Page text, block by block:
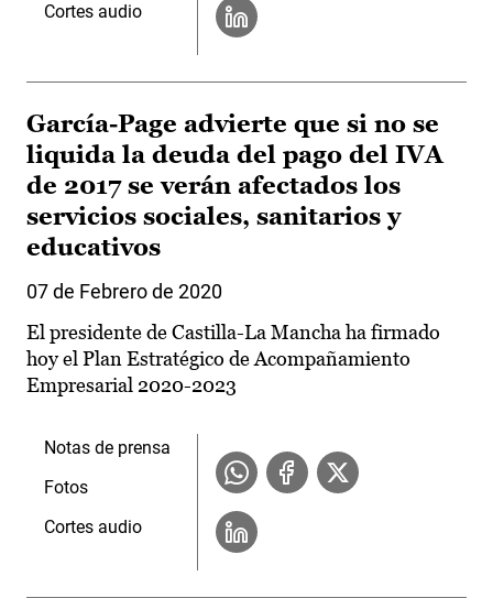
Cortes audio
García-Page advierte que si no se
liquida la deuda del pago del IVA
de 2017 se verán afectados los
servicios sociales, sanitarios y
educativos
07 de Febrero de 2020
El presidente de Castilla-La Mancha ha firmado
hoy el Plan Estratégico de Acompañamiento
Empresarial 2020-2023
Notas de prensa
Fotos
Cortes audio